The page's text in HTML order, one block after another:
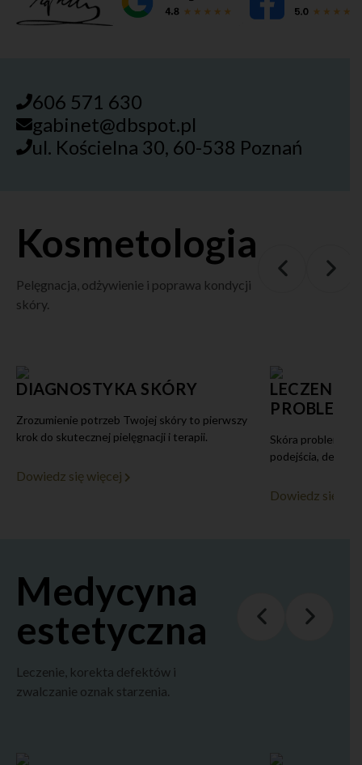
606 571 630
gabinet@dbspot.pl
ul. Kościelna 30, 60-538 Poznań
Kosmetologia
Pelęgnacja, odżywienie i poprawa kondycji
skóry.
DIAGNOSTYKA SKÓRY
Zrozumienie potrzeb Twojej skóry to pierwszy
krok do skutecznej pielęgnacji i terapii.
Dowiedz się więcej
LECZENIE
Skóra
podejścia,
Dowiedz się
Medycyna
estetyczna
Leczenie, korekta defektów i
zwalczanie oznak starzenia.